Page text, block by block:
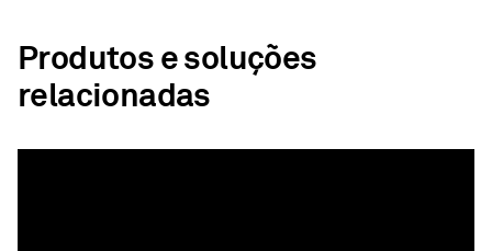
Produtos e soluções
relacionadas